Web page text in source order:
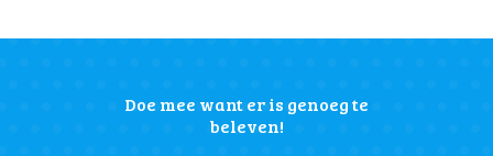
Doe mee want er is genoeg te
beleven!